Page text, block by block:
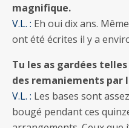
magnifique.
V.L. : Eh oui dix ans.
ont été écrites il y a
Tu les as gardées
des remaniements par
V.L. : Les bases sont
bougé pendant ces